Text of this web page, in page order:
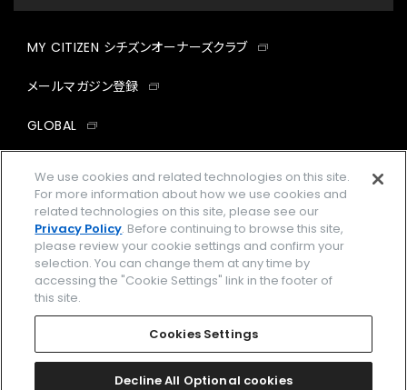
MY CITIZEN シチズンオーナーズクラブ
メールマガジン登録
GLOBAL
facebookinstagramtwitter
企業情報 ご利用規約
プライバシーポリシー Cookies Settings
Amazon PayはAmazon.com, Inc.またはその関連会社の商標です。
We use cookies and related technologies on this site.
For more information about how we use cookies and
related technologies on this site, please see our
Privacy Policy. Before continuing to browse this site,
please review your cookie settings and confirm your
selection. You can change them at any time by
accessing the "Cookie Settings" link in the footer of
this site.
Cookies Settings
Decline All Optional cookies